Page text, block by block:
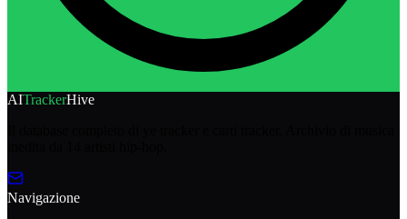
AITrackerHive
Navigazione